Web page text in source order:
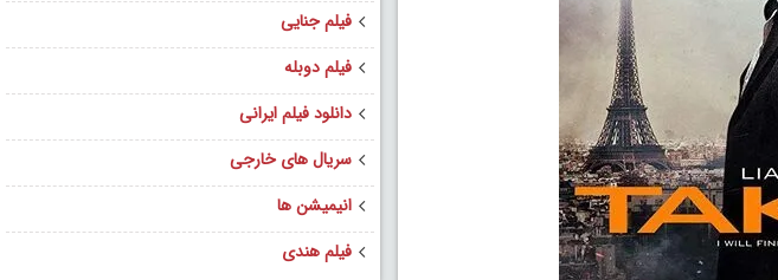
فیلم جنایی
فیلم دوبله
دانلود فیلم ایرانی
سریال های خارجی
انیمیشن ها
فیلم هندی